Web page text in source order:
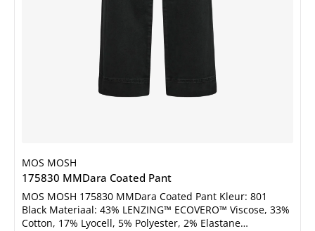
MOS MOSH
175830 MMDara Coated Pant
MOS MOSH 175830 MMDara Coated Pant Kleur: 801
Black Materiaal: 43% LENZING™ ECOVERO™ Viscose, 33%
Cotton, 17% Lyocell, 5% Polyester, 2% Elastane